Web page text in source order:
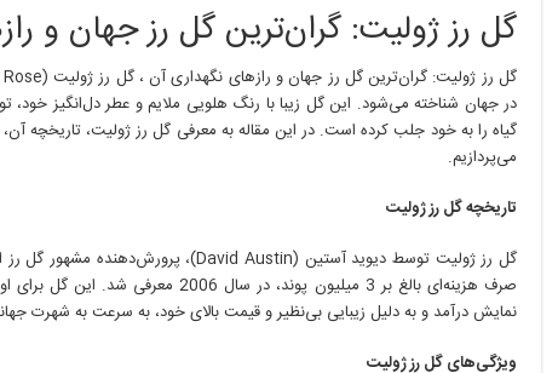
گل رز ژولیت: گران‌ترین گل رز جهان و
در جهان شناخته می‌شود. این گل زیبا با رنگ هلویی ملایم و عطر دل‌انگیز خود،
گیاه را به خود جلب کرده است. در این مقاله به معرفی گل رز ژولیت، تاریخچه
می‌پردازیم.
تاریخچه گل رز ژولیت
صرف هزینه‌ای بالغ بر 3 میلیون پوند، در سال
نمایش درآمد و به دلیل زیبایی بی‌نظیر و قیمت بالای خود، به سرعت به شهرت
ویژگی‌های گل رز ژولیت